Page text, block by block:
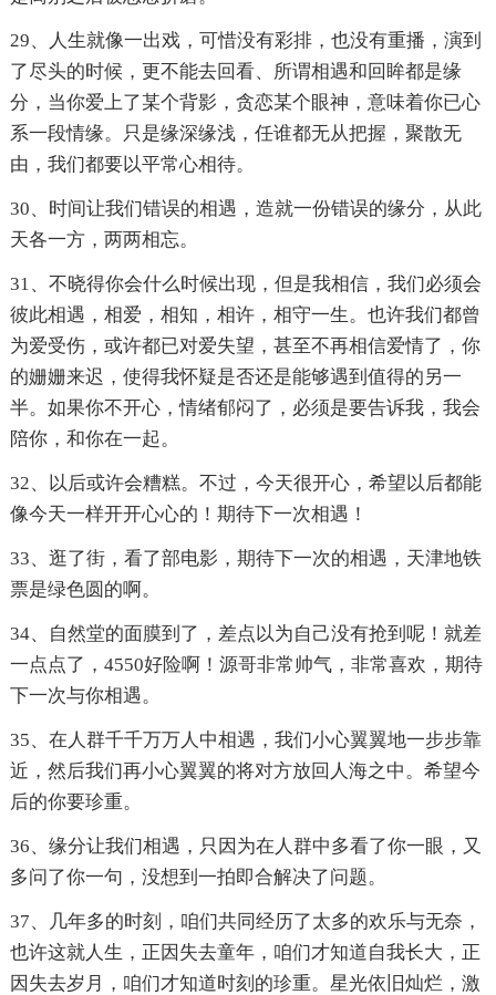
29、人生就像一出戏，可惜没有彩排，也没有重播，演到
了尽头的时候，更不能去回看、所谓相遇和回眸都是缘
分，当你爱上了某个背影，贪恋某个眼神，意味着你已心
系一段情缘。只是缘深缘浅，任谁都无从把握，聚散无
由，我们都要以平常心相待。
30、时间让我们错误的相遇，造就一份错误的缘分，从此
天各一方，两两相忘。
31、不晓得你会什么时候出现，但是我相信，我们必须会
彼此相遇，相爱，相知，相许，相守一生。也许我们都曾
为爱受伤，或许都已对爱失望，甚至不再相信爱情了，你
的姗姗来迟，使得我怀疑是否还是能够遇到值得的另一
半。如果你不开心，情绪郁闷了，必须是要告诉我，我会
陪你，和你在一起。
32、以后或许会糟糕。不过，今天很开心，希望以后都能
像今天一样开开心心的！期待下一次相遇！
33、逛了街，看了部电影，期待下一次的相遇，天津地铁
票是绿色圆的啊。
34、自然堂的面膜到了，差点以为自己没有抢到呢！就差
一点点了，4550好险啊！源哥非常帅气，非常喜欢，期待
下一次与你相遇。
35、在人群千千万万人中相遇，我们小心翼翼地一步步靠
近，然后我们再小心翼翼的将对方放回人海之中。希望今
后的你要珍重。
36、缘分让我们相遇，只因为在人群中多看了你一眼，又
多问了你一句，没想到一拍即合解决了问题。
37、几年多的时刻，咱们共同经历了太多的欢乐与无奈，
也许这就人生，正因失去童年，咱们才知道自我长大，正
因失去岁月，咱们才知道时刻的珍重。星光依旧灿烂，激